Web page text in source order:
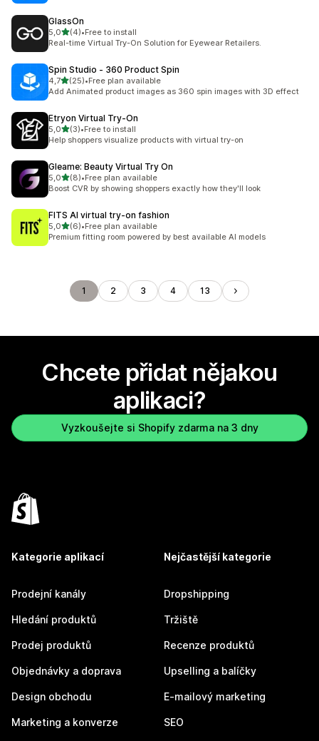
GlassOn
5,0z 5 hvězd
(4)
Celkový počet recenzí: 4
•Free to install
Real-time Virtual Try-On Solution for Eyewear Retailers.
Spin Studio ‑ 360 Product Spin
4,7z 5 hvězd
(25)
Celkový počet recenzí: 25
•Free plan available
Add Animated product images as 360 spin images with 3D effect
Etryon Virtual Try‑On
5,0z 5 hvězd
(3)
Celkový počet recenzí: 3
•Free to install
Help shoppers visualize products with virtual try-on
Gleame: Beauty Virtual Try On
5,0z 5 hvězd
(8)
Celkový počet recenzí: 8
•Free plan available
Boost CVR by showing shoppers exactly how they'll look
FITS AI virtual try‑on fashion
5,0z 5 hvězd
(6)
Celkový počet recenzí: 6
•Free plan available
Premium fitting room powered by best available AI models
1 2 3 4 13
Chcete přidat nějakou
aplikaci?
Vyzkoušejte si Shopify zdarma na 3 dny
Kategorie aplikací
Prodejní kanály
Hledání produktů
Prodej produktů
Objednávky a doprava
Design obchodu
Marketing a konverze
Nejčastější kategorie
Dropshipping
Tržiště
Recenze produktů
Upselling a balíčky
E-mailový marketing
SEO